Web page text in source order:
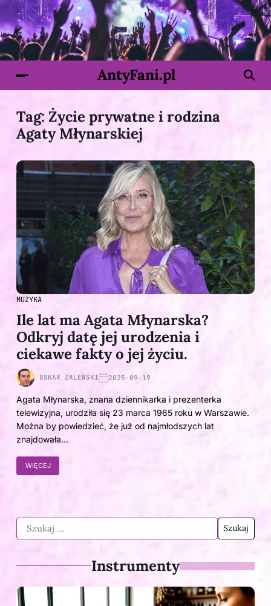
AntyFani.pl
Tag: Życie prywatne i rodzina
Agaty Młynarskiej
MUZYKA
Ile lat ma Agata Młynarska?
Odkryj datę jej urodzenia i
ciekawe fakty o jej życiu.
OSKAR ZALEWSKI 2025-09-19
Agata Młynarska, znana dziennikarka i prezenterka
telewizyjna, urodziła się 23 marca 1965 roku w Warszawie.
Można by powiedzieć, że już od najmłodszych lat
znajdowała…
WIĘCEJ
Instrumenty